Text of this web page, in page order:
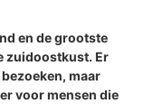
en de grootste
zuidoostkust. Er
maar
voor mensen die